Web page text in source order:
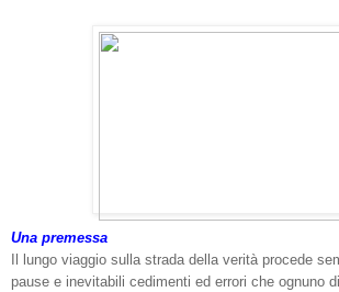
Una premessa
Il lungo viaggio sulla strada della verità procede
pause e inevitabili cedimenti ed errori che ognuno